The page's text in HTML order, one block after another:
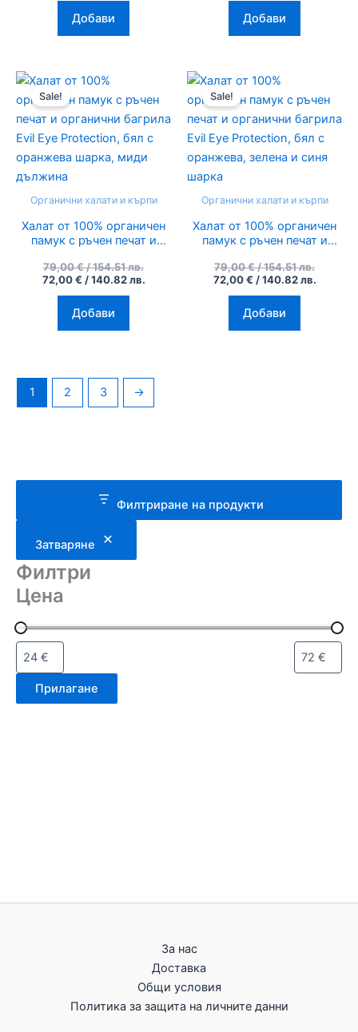
Филтриране на продукти
Затваряне
Филтри
Цена
Прилагане
Добави Добави
Sale!
Органични халати и кърпи
Халат от 100% органичен
памук с ръчен печат и
Protection, бял с оранжева
шарка, миди дължина
79,00€/ 154.51 лв.
was:
79,00 €
/
154.51
лв..
72,00€ / 140.82 лв.
Текущата
е:
72,00 €
/
140.82
лв..
Добави
Sale!
Органични халати и кърпи
Халат от 100% органичен
памук с ръчен печат и
Protection, бял с оранжева,
зелена и синя шарка
79,00€/ 154.51 лв.
was:
79,00 €
/
154.51
лв..
72,00€ / 140.82 лв.
е:
72,00 €
/
140.82
лв..
Добави
1 2 3 →
За нас
Доставка
Общи условия
Политика за защита на личните данни